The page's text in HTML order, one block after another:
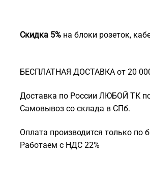
Скидка 5% на блоки розеток,
БЕСПЛАТНАЯ ДОСТАВКА от 20
Доставка по России ЛЮБОЙ ТК
Самовывоз со склада в СПб.
Оплата производится только по
Работаем с НДС 22%